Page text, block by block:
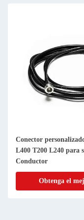
Conector
L400 T200 L240 para
Conductor
Obtenga el